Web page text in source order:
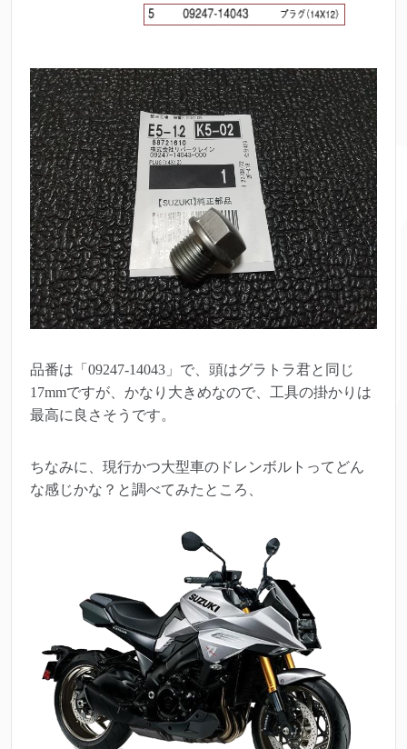
品番は「09247-14043」で、頭はグラトラ君と同じ
17mmですが、かなり大きめなので、工具の掛かりは
最高に良さそうです。
ちなみに、現行かつ大型車のドレンボルトってどん
な感じかな？と調べてみたところ、